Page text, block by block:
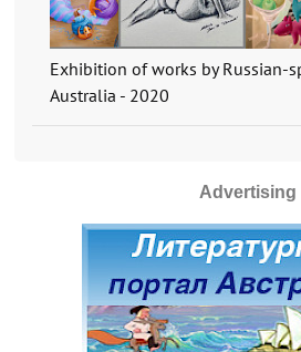
Exhibition of works by Russian-
Australia - 2020
Advertising